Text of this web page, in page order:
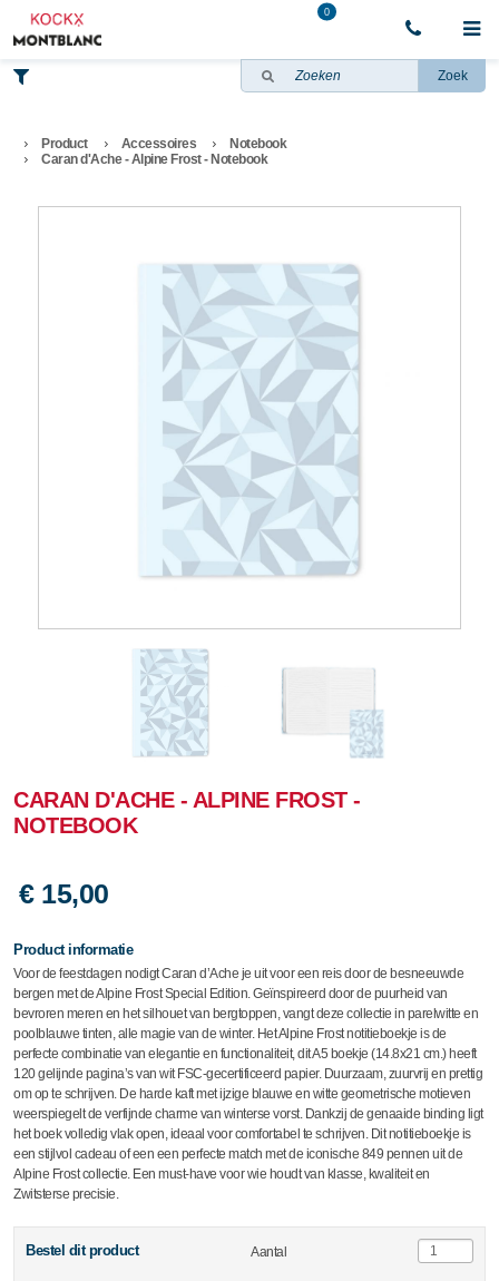
0
Zoek
Product Accessoires
Notebook
Caran d'Ache - Alpine Frost - Notebook
CARAN D'ACHE - ALPINE FROST -
NOTEBOOK
€ 15,00
Product informatie
Voor de feestdagen nodigt Caran d’Ache je uit voor een reis door de besneeuwde
bergen met de Alpine Frost Special Edition. Geïnspireerd door de puurheid van
bevroren meren en het silhouet van bergtoppen, vangt deze collectie in parelwitte en
poolblauwe tinten, alle magie van de winter. Het Alpine Frost notitieboekje is de
perfecte combinatie van elegantie en functionaliteit, dit A5 boekje (14.8x21 cm.) heeft
120 gelijnde pagina’s van wit FSC-gecertificeerd papier. Duurzaam, zuurvrij en prettig
om op te schrijven. De harde kaft met ijzige blauwe en witte geometrische motieven
weerspiegelt de verfijnde charme van winterse vorst. Dankzij de genaaide binding ligt
het boek volledig vlak open, ideaal voor comfortabel te schrijven. Dit notitieboekje is
een stijlvol cadeau of een een perfecte match met de iconische 849 pennen uit de
Alpine Frost collectie. Een must-have voor wie houdt van klasse, kwaliteit en
Zwitsterse precisie.
Bestel dit product Aantal